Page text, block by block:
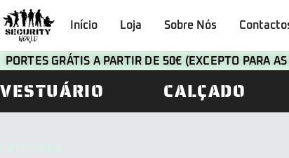
Início Loja Sobre Nós
PORTES GRÁTIS A PARTIR DE 50€ (EXCEPTO PARA
VESTUÁRIO CALÇADO